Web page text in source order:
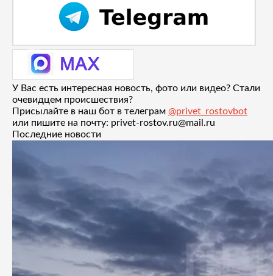
У Вас есть интересная новость, фото или видео? Стали
очевидцем происшествия?
Присылайте в наш бот в телеграм @privet_rostovbot
или пишите на почту: privet-rostov.ru@mail.ru
Последние новости